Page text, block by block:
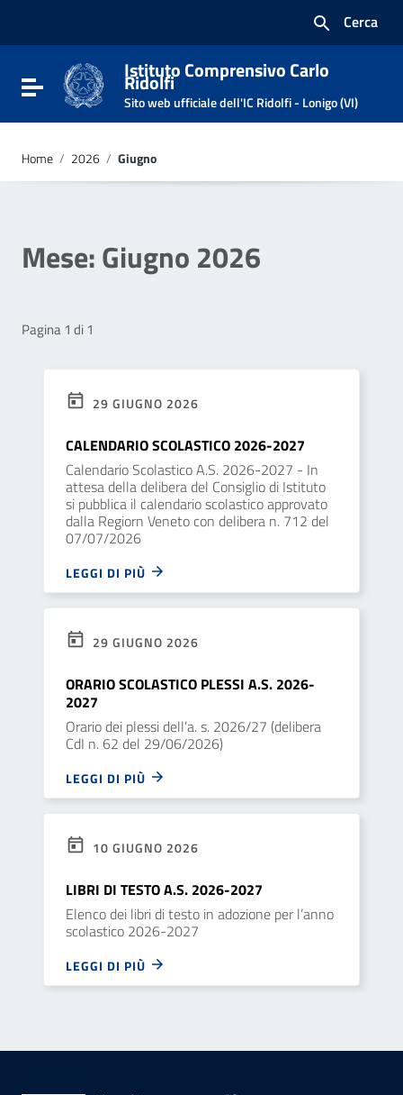
Vai al footer
Cerca
Attiva / disattiva la navigazione
Istituto Comprensivo Carlo
Ridolfi
Sito web ufficiale dell'IC Ridolfi - Lonigo (VI)
Home / 2026 / Giugno
Mese:Giugno 2026
Pagina 1 di 1
29 GIUGNO 2026
CALENDARIO SCOLASTICO 2026-2027
Calendario Scolastico A.S. 2026-2027 - In
attesa della delibera del Consiglio di Istituto
si pubblica il calendario scolastico approvato
dalla Regiorn Veneto con delibera n. 712 del
07/07/2026
LEGGI DI PIÙ
29 GIUGNO 2026
ORARIO SCOLASTICO PLESSI A.S. 2026-
2027
Orario dei plessi dell’a. s. 2026/27 (delibera
CdI n. 62 del 29/06/2026)
LEGGI DI PIÙ
10 GIUGNO 2026
LIBRI DI TESTO A.S. 2026-2027
Elenco dei libri di testo in adozione per l’anno
scolastico 2026-2027
LEGGI DI PIÙ